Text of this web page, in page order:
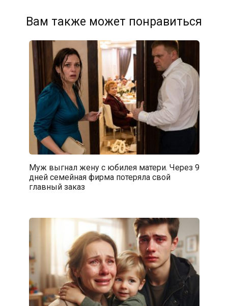
Вам также может понравиться
Муж выгнал жену с юбилея матери. Через 9
дней семейная фирма потеряла свой
главный заказ